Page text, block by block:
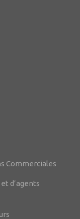
Commerciales
d’agents